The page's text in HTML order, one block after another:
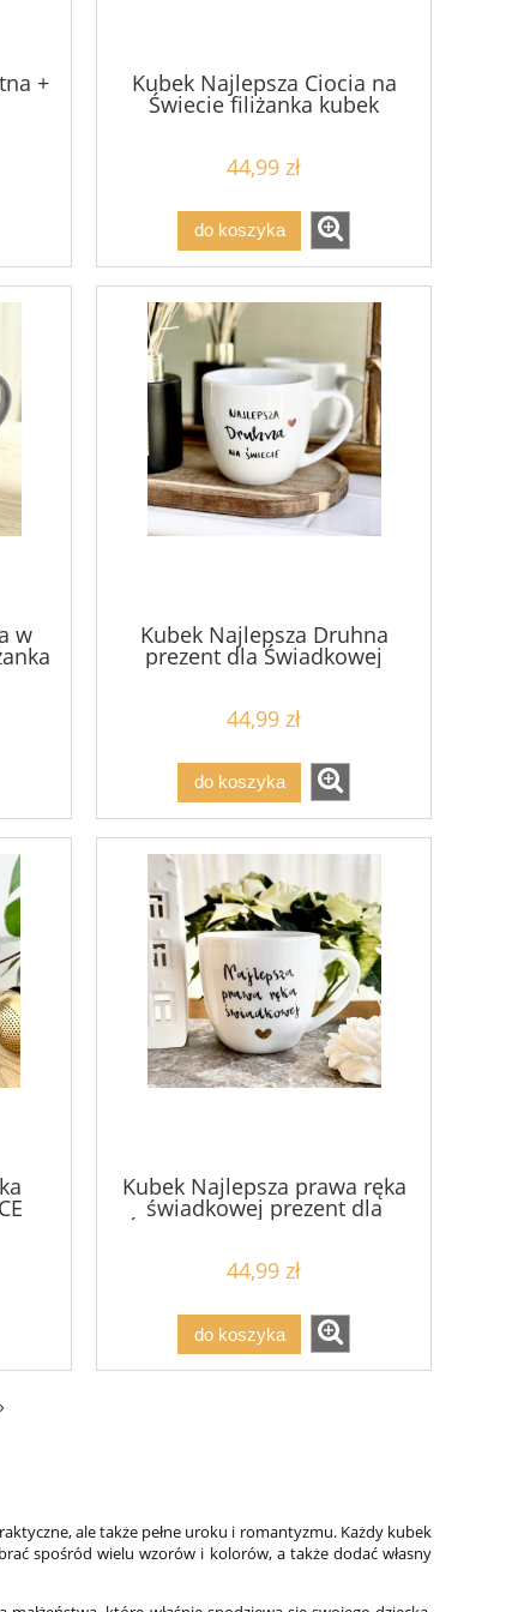
+ Kubek Najlepsza Ciocia na
Świecie filiżanka kubek
44,99 zł
do koszyka
w Kubek Najlepsza Druhna
prezent dla Świadkowej
44,99 zł
do koszyka
Kubek Najlepsza prawa ręka
świadkowej prezent dla
Świadkowej druhny na ślub
44,99 zł
do koszyka
ale także pełne uroku i romantyzmu. Każdy kubek
spośród wielu wzorów i kolorów, a także dodać własny